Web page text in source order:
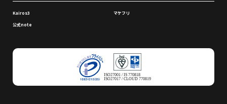
Kairos3 マケフリ
公式note
ISO27001 / IS 770818
ISO27017 / CLOUD 770819